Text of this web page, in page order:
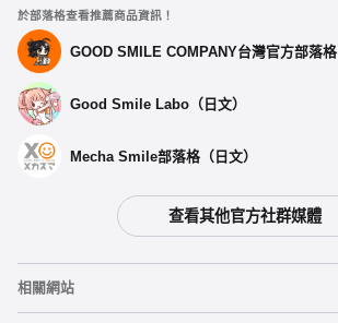
於部落格查看推薦商品資訊！
GOOD SMILE COMPANY台灣官方部落格
Good Smile Labo（日文）
Mecha Smile部落格（日文）
查看其他官方社群媒體
相關網站